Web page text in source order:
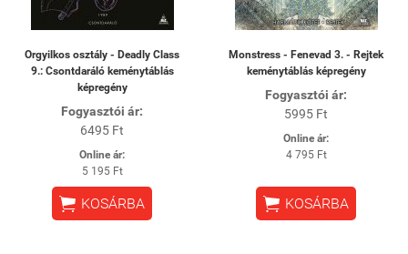
Orgyilkos osztály - Deadly Class
9.: Csontdaráló keménytáblás
képregény
Fogyasztói ár:
6495 Ft
Online ár:
5 195 Ft
 KOSÁRBA
Monstress - Fenevad 3. - Rejtek
keménytáblás képregény
Fogyasztói ár:
5995 Ft
Online ár:
4 795 Ft
 KOSÁRBA